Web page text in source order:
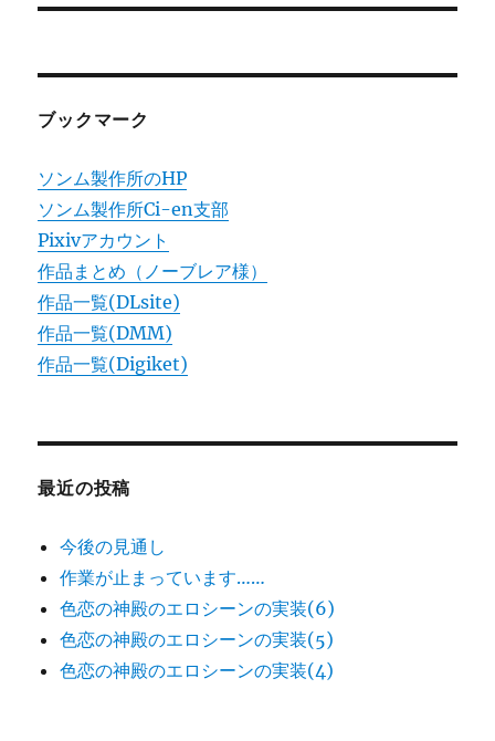
投
ブックマーク
ソンム製作所のHP
ソンム製作所Ci-en支部
Pixivアカウント
作品まとめ（ノーブレア様）
作品一覧(DLsite)
作品一覧(DMM)
作品一覧(Digiket)
最近の投稿
今後の見通し
作業が止まっています……
色恋の神殿のエロシーンの実装(6)
色恋の神殿のエロシーンの実装(5)
色恋の神殿のエロシーンの実装(4)